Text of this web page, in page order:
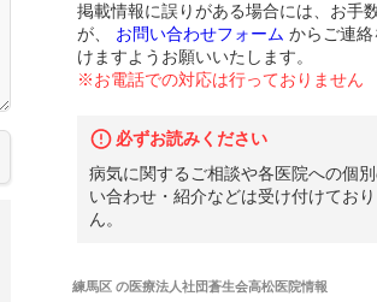
掲載情報に誤りがある場合には、お手
が、
お問い合わせフォーム からご連
けますようお願いいたします。
※お電話での対応は行っておりません
必ずお読みください
病気に関するご相談や各医院への個
い合わせ・紹介などは受け付けてお
ん。
練馬区の医療法人社団蒼生会高松医院情報